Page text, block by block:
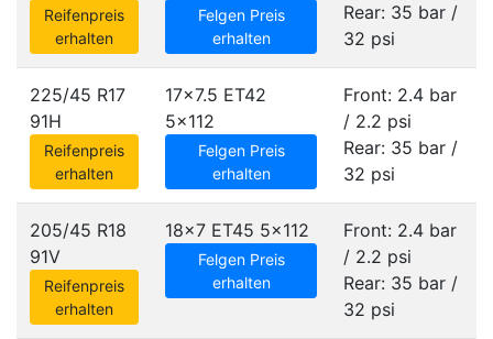
Reifenpreis
erhalten
Felgen Preis
erhalten
Rear: 35 bar /
32 psi
225/45 R17
91H
Reifenpreis
erhalten
17x7.5 ET42
5x112
Felgen Preis
erhalten
Front: 2.4 bar
/ 2.2 psi
Rear: 35 bar /
32 psi
205/45 R18
91V
Reifenpreis
erhalten
18x7 ET45 5x112
Felgen Preis
erhalten
Front: 2.4 bar
/ 2.2 psi
Rear: 35 bar /
32 psi